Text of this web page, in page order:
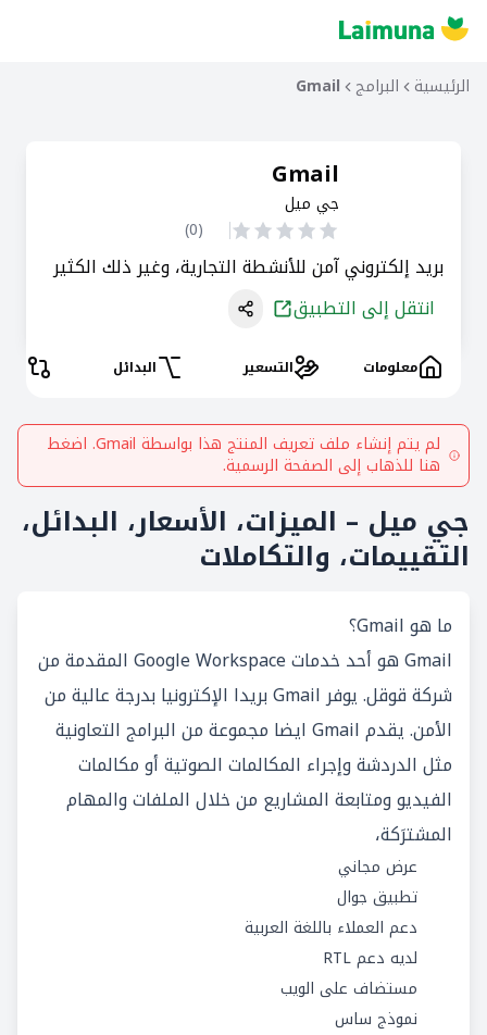
الرئيسية البرامج Gmail
Gmail
جي ميل
(
0
)
بريد إلكتروني آمن للأنشطة التجارية، وغير ذلك الكثير
انتقل إلى التطبيق
معلومات التسعير البدائل
لم يتم إنشاء ملف تعريف المنتج هذا بواسطة Gmail. اضغط
هنا للذهاب إلى الصفحة الرسمية.
جي ميل – الميزات، الأسعار، البدائل،
التقييمات، والتكاملات
ما هو Gmail؟
Gmail هو أحد خدمات Google Workspace المقدمة من
شركة قوقل. يوفر Gmail بريدا الإكترونيا بدرجة عالية من
الأمن. يقدم Gmail ايضا مجموعة من البرامج التعاونية
مثل الدردشة وإجراء المكالمات الصوتية أو مكالمات
الفيديو ومتابعة المشاريع من خلال الملفات والمهام
المشترَكة،
عرض مجاني
تطبيق جوال
دعم العملاء باللغة العربية
لديه دعم RTL
مستضاف على الويب
نموذج ساس